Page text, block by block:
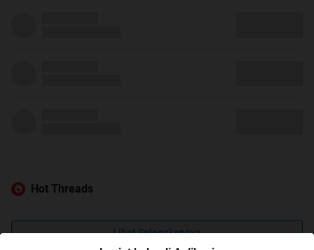
Hot Threads
Lihat Selengkapnya